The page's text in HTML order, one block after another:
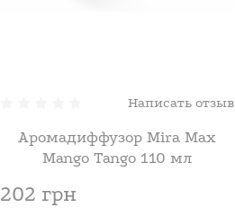
Написать отзыв
Аромадиффузор Mira Max
Mango Tango 110 мл
202 грн